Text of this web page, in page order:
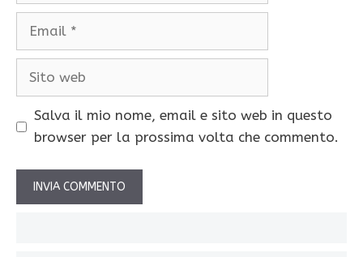
Email
Sito
Salva il mio nome, email e sito web in questo
browser per la prossima volta che commento.